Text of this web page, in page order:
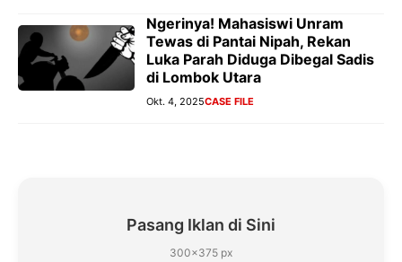
Ngerinya! Mahasiswi Unram
Tewas di Pantai Nipah, Rekan
Luka Parah Diduga Dibegal Sadis
di Lombok Utara
Okt. 4, 2025CASE FILE
Pasang Iklan di Sini
300×375 px